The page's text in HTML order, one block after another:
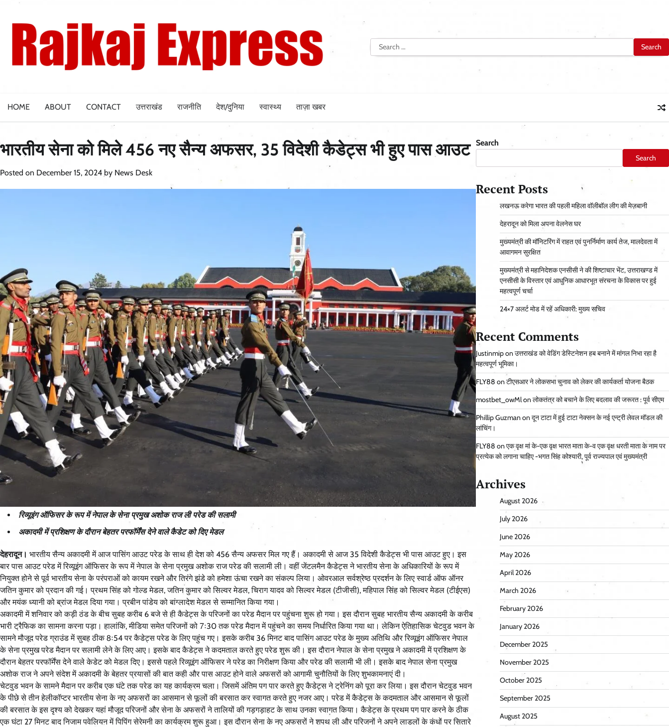
content
Search
for:
HOME ABOUT CONTACT उत्तराखंड राजनीति देश/दुनिया स्वास्थ्य ताज़ा खबर
भारतीय सेना को मिले 456 नए सैन्य अफसर, 35 विदेशी कैडेट्स भी हुए पास आउट
Posted on December 15, 2024 by News Desk
रिव्यूइंग ऑफिसर के रूप में नेपाल के सेना प्रमुख अशोक राज ली परेड की सलामी
अकादमी में प्रशिक्षण के दौरान बेहतर परफॉर्मेंस देने वाले कैडेट को दिए मेडल
देहरादून। भारतीय सैन्य अकादमी में आज पासिंग आउट परेड के साथ ही देश को 456 सैन्य अफसर मिल गए हैं। अकादमी से आज 35 विदेशी कैडेट्स भी पास आउट हुए। इस
बार पास आउट परेड में रिव्यूइंग ऑफिसर के रूप में नेपाल के सेना प्रमुख अशोक राज परेड की सलामी ली। वहीं जेंटलमैन कैडेट्स ने भारतीय सेना के अधिकारियों के रूप में
नियुक्त होने से पूर्व भारतीय सेना के परंपराओं को कायम रखने और तिरंगे झंडे को हमेशा ऊंचा रखने का संकल्प लिया। ओवरआल सर्वश्रेष्ठ प्रदर्शन के लिए स्वार्ड ऑफ ऑनर
जतिन कुमार को प्रदान की गई। प्रथम सिंह को गोल्ड मेडल, जतिन कुमार को सिल्वर मेडल, चिराग यादव को सिल्वर मेडल (टीजीसी), महिपाल सिंह को सिल्वर मेडल (टीईएस)
और मयंक ध्यानी को ब्रांज मेडल दिया गया। प्रबीन पांडेय को बांग्लादेश मेडल से सम्मानित किया गया।
अकादमी में शनिवार को कड़ी ठंड के बीच सुबह करीब 6 बजे से ही कैडेट्स के परिजनों का परेड मैदान पर पहुंचना शुरू हो गया। इस दौरान सुबह भारतीय सैन्य अकादमी के करीब
भारी ट्रैफिक का सामना करना पड़ा। हालांकि, मीडिया समेत परिजनों को 7ः30 तक परेड मैदान में पहुंचने का समय निर्धारित किया गया था। लेकिन ऐतिहासिक चेटवुड भवन के
सामने मौजूद परेड ग्राउंड में सुबह ठीक 8ः54 पर कैडेट्स परेड के लिए पहुंच गए। इसके करीब 36 मिनट बाद पासिंग आउट परेड के मुख्य अतिथि और रिव्यूइंग ऑफिसर नेपाल
के सेना प्रमुख परेड मैदान पर सलामी लेने के लिए आए। इसके बाद कैडेट्स ने कदमताल करते हुए परेड शुरू की। इस दौरान नेपाल के सेना प्रमुख ने अकादमी में प्रशिक्षण के
दौरान बेहतर परफॉर्मेंस देने वाले केडेट को मेडल दिए। इससे पहले रिव्यूइंग ऑफिसर ने परेड का निरीक्षण किया और परेड की सलामी भी ली। इसके बाद नेपाल सेना प्रमुख
अशोक राज ने अपने संदेश में अकादमी के बेहतर प्रयासों की बात कही और पास आउट होने वाले अफसरों को आगामी चुनौतियों के लिए शुभकामनाएं दी।
चेटवुड भवन के सामने मैदान पर करीब एक घंटे तक परेड का यह कार्यक्रम चला। जिसमें अंतिम पग पार करते हुए कैडेट्स ने ट्रेनिंग को पूरा कर लिया। इस दौरान चेटवुड भवन
के पीछे से तीन हेलीकॉप्टर भारतीय सेना के नए अफसरों का आसमान से फूलों की बरसात कर स्वागत करते हुए नजर आए। परेड में कैडेट्स के कदमताल और आसमान से फूलों
की बरसात के इस दृश्य को देखकर यहां मौजूद परिजनों और सेना के अफसरों ने तालियों की गड़गड़ाहट के साथ उनका स्वागत किया। कैडेट्स के प्रथम पग पार करने के ठीक
एक घंटा 27 मिनट बाद निजाम पवेलियन में पिपिंग सेरेमनी का कार्यक्रम शुरू हुआ। इस दौरान सेना के नए अफसरों ने शपथ ली और परिजनों ने अपने लाडलों के कंधों पर सितारे
Search
Search
Recent Posts
लखनऊ करेगा भारत की पहली महिला वॉलीबॉल लीग की मेज़बानी
देहरादून को मिला अपना वेलनेस घर
मुख्यमंत्री की मॉनिटरिंग में राहत एवं पुनर्निर्माण कार्य तेज, मालदेवता में
आवागमन सुरक्षित
मुख्यमंत्री से महानिदेशक एनसीसी ने की शिष्टाचार भेंट, उत्तराखण्ड में
एनसीसी के विस्तार एवं आधुनिक आधारभूत संरचना के विकास पर हुई
महत्वपूर्ण चर्चा
24×7 अलर्ट मोड में रहें अधिकारी: मुख्य सचिव
Recent Comments
Justinmiponउत्तराखंड को वेडिंग डेस्टिनेशन हब बनाने में मांगल निभा रहा है
महत्वपूर्ण भूमिका।
FLY88 onटीएसआर ने लोकसभा चुनाव को लेकर की कार्यकर्ता योजना बैठक
mostbet_owMlonलोकतंत्र को बचाने के लिए बदलाव की जरूरत : पूर्व सीएम
Phillip Guzmanonदून टाटा में हुई टाटा नेक्सन के नई एन्ट्री लेवल मॉडल की
लांचिंग।
FLY88 onएक वृक्ष मां के-एक वृक्ष भारत माता के-व एक वृक्ष धरती माता के नाम पर
प्रत्येक को लगाना चाहिए -भगत सिंह कोश्यारी, पूर्व राज्यपाल एवं मुख्यमंत्री
Archives
August 2026
July 2026
June 2026
May 2026
April 2026
March 2026
February 2026
January 2026
December 2025
November 2025
October 2025
September 2025
August 2025